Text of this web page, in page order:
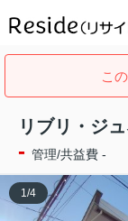
こ
リブリ・ジ
- 管理/共益費 -
1/4